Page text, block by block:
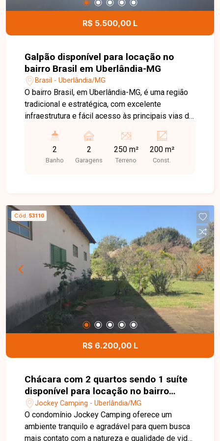
R$ 5.500,00 L
Galpão disponível para locação no
bairro Brasil em Uberlândia-MG
Brasil - Uberlândia/MG
O bairro Brasil, em Uberlândia-MG, é uma região
tradicional e estratégica, com excelente
infraestrutura e fácil acesso às principais vias da
oferta de comércios, bancos, restaurantes,
escolas e serviços, sendo uma excelente
localização para empresas e atividades
escritório, 02 banheiros, pé-direito de 4,5 metros
e portão com 3 metros de altura, oferecendo
praticidade e funcionalidade para diferentes
atividades. Possui ainda Habite-se, AVCB,
acessibilidade e documentação em ordem, além
de energia monofásica. Entre em contato para
mais informações e agende uma visita para
conhecer esta excelente oportunidade comercial.
2
Banho
2
Garagens
250 m²
Terreno
200 m²
Const.
Cód. 53110
R$ 6.200,00 L
Chácara com 2 quartos sendo 1 suíte
disponível para locação no bairro
Jockey Camping em Uberlândia-MG
Jockey Camping - Uberlândia/MG
O condomínio Jockey Camping oferece um
ambiente tranquilo e agradável para quem busca
mais contato com a natureza e qualidade de vida,